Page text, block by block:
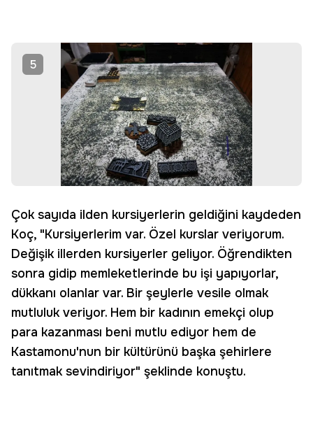
5
Çok sayıda ilden kursiyerlerin geldiğini kaydeden
Koç, "Kursiyerlerim var. Özel kurslar veriyorum.
Değişik illerden kursiyerler geliyor. Öğrendikten
sonra gidip memleketlerinde bu işi yapıyorlar,
dükkanı olanlar var. Bir şeylerle vesile olmak
mutluluk veriyor. Hem bir kadının emekçi olup
para kazanması beni mutlu ediyor hem de
Kastamonu'nun bir kültürünü başka şehirlere
tanıtmak sevindiriyor" şeklinde konuştu.